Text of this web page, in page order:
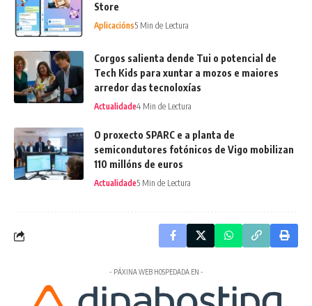
Store
Aplicacións5 Min de Lectura
Corgos salienta dende Tui o potencial de
Tech Kids para xuntar a mozos e maiores
arredor das tecnoloxías
Actualidade4 Min de Lectura
O proxecto SPARC e a planta de
semicondutores fotónicos de Vigo mobilizan
110 millóns de euros
Actualidade5 Min de Lectura
- PÁXINA WEB HOSPEDADA EN -